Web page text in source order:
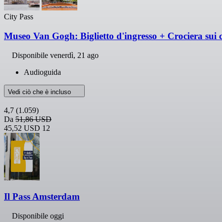
City Pass
Museo Van Gogh: Biglietto d'ingresso + Crociera sui
Disponibile venerdì, 21 ago
Audioguida
Vedi ciò che è incluso
4,7 (1.059)
Da 51,86 USD
45,52 USD 12
Il Pass Amsterdam
Disponibile oggi